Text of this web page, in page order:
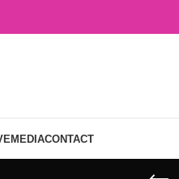
MEDIACONTACT